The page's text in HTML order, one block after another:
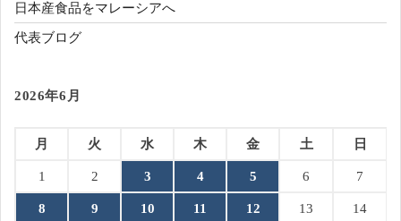
日本産食品をマレーシアへ
代表ブログ
2026年6月
月 火 水 木 金 土 日
1 2 3 4 5 6 7
8 9 10 11 12 13 14